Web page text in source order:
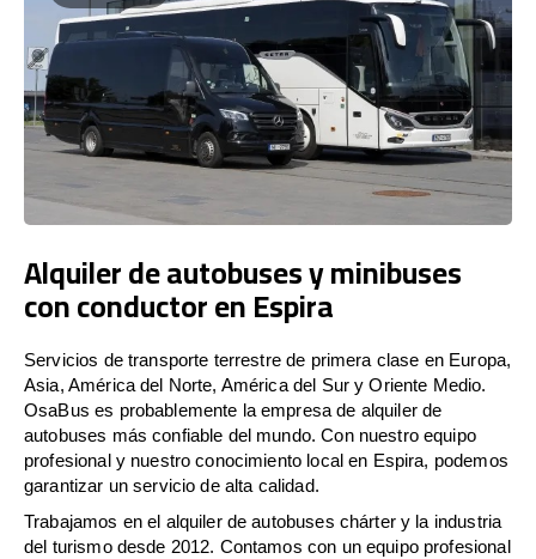
Alquiler de autobuses y minibuses
con conductor en Espira
Servicios de transporte terrestre de primera clase en Europa,
Asia, América del Norte, América del Sur y Oriente Medio.
OsaBus es probablemente la empresa de alquiler de
autobuses más confiable del mundo. Con nuestro equipo
profesional y nuestro conocimiento local en Espira, podemos
garantizar un servicio de alta calidad.
Trabajamos en el alquiler de autobuses chárter y la industria
del turismo desde 2012. Contamos con un equipo profesional